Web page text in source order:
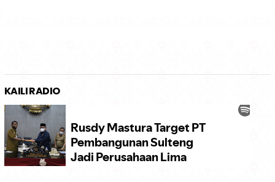
KAILI RADIO